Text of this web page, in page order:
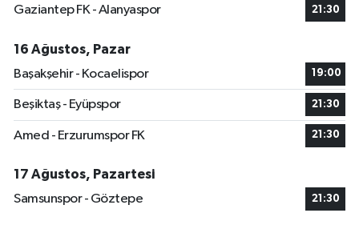
Gaziantep FK - Alanyaspor 21:30
16 Ağustos, Pazar
Başakşehir - Kocaelispor
19:00
Beşiktaş - Eyüpspor 21:30
Amed - Erzurumspor FK 21:30
17 Ağustos, Pazartesi
Samsunspor - Göztepe
21:30